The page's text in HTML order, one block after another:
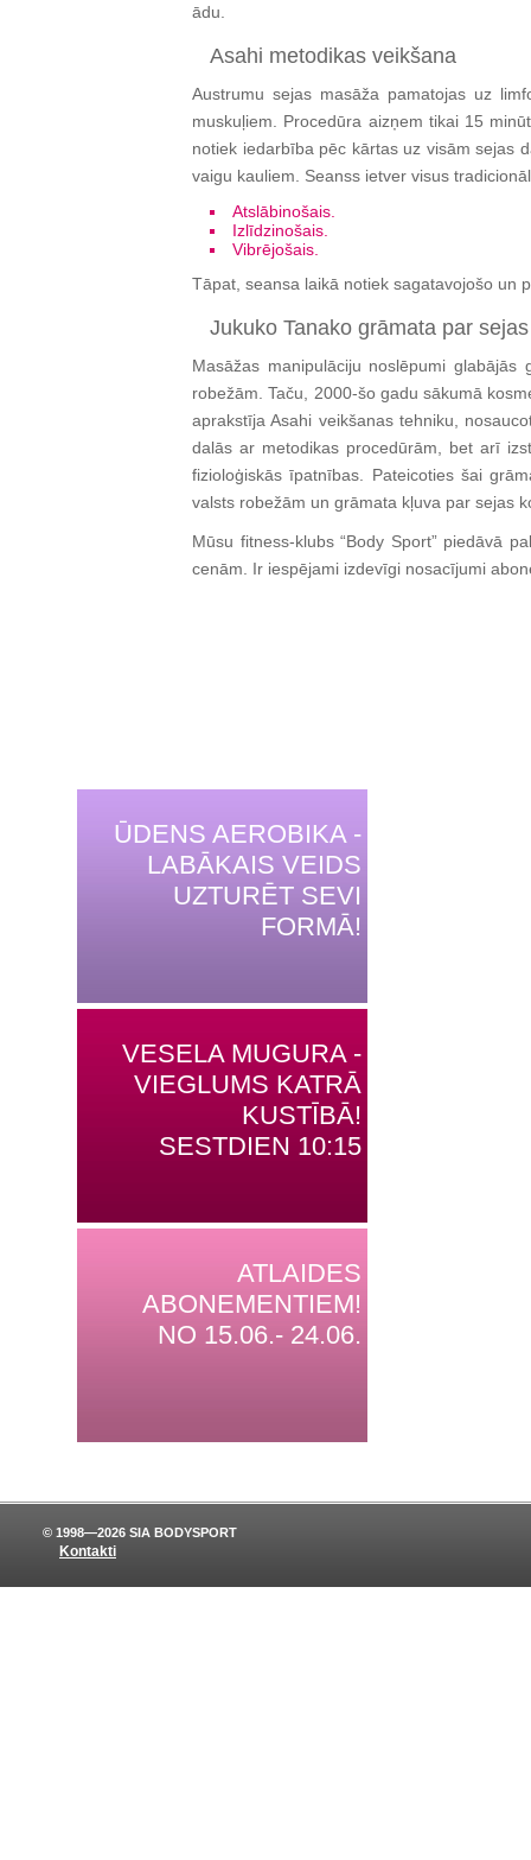
ādu.
Asahi metodikas veikšana
Austrumu sejas masāža pamatojas uz
muskuļiem. Procedūra aizņem tikai 15
notiek iedarbība pēc kārtas uz visām sejas
vaigu kauliem. Seanss ietver visus
Atslābinošais.
Izlīdzinošais.
Vibrējošais.
Tāpat, seansa laikā notiek sagatavojošo un
Jukuko Tanako grāmata par
Masāžas manipulāciju noslēpumi
robežām. Taču, 2000-šo gadu sākumā
aprakstīja Asahi veikšanas tehniku,
dalās ar metodikas procedūrām, bet arī
fizioloģiskās īpatnības. Pateicoties šai
valsts robežām un grāmata kļuva par sejas
Mūsu fitness-klubs “Body Sport” piedāvā
cenām. Ir iespējami izdevīgi nosacījumi
ŪDENS AEROBIKA -
LABĀKAIS VEIDS
UZTURĒT SEVI
FORMĀ!
VESELA MUGURA -
VIEGLUMS KATRĀ
KUSTĪBĀ!
SESTDIEN 10:15
ATLAIDES
ABONEMENTIEM!
NO 15.06.- 24.06.
Kontakti
© 1998—2026 SIA BODYSPORT